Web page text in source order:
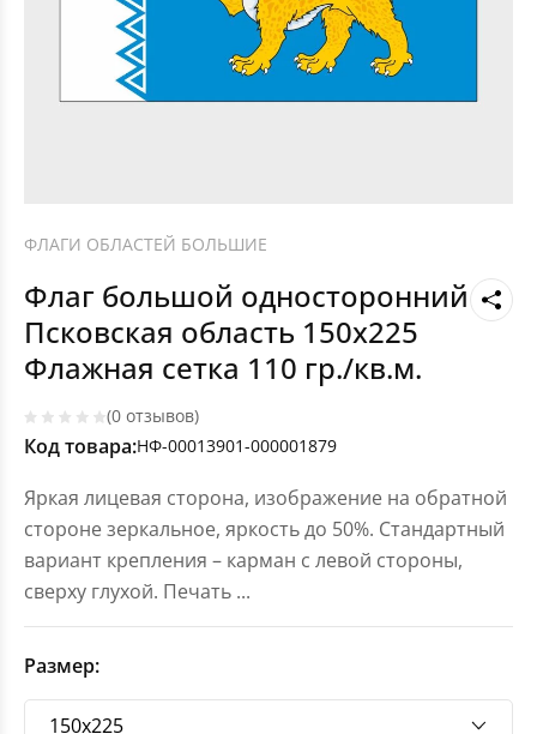
ФЛАГИ ОБЛАСТЕЙ БОЛЬШИЕ
Флаг большой односторонний
Псковская область 150х225
Флажная сетка 110 гр./кв.м.
(0 отзывов)
Код товара:НФ-00013901-000001879
Яркая лицевая сторона, изображение на обратной
стороне зеркальное, яркость до 50%. Стандартный
вариант крепления – карман с левой стороны,
сверху глухой. Печать ...
Размер: